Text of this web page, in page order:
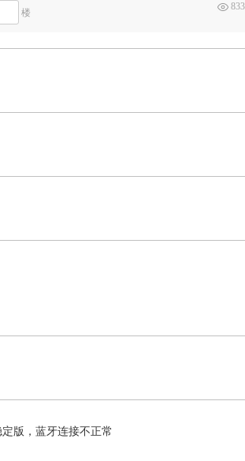
楼
版，蓝牙连接不正常